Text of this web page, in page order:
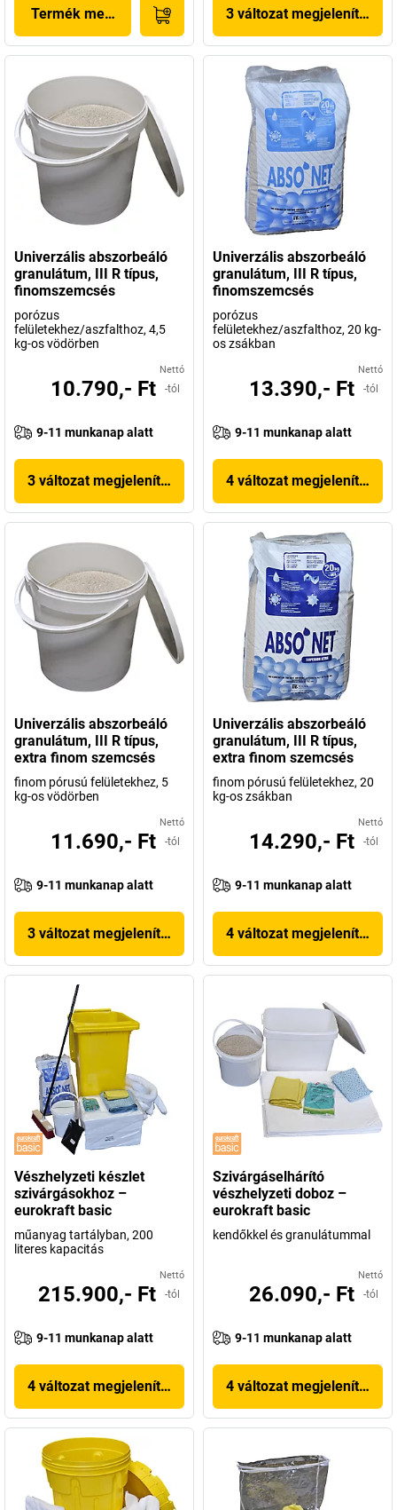
Termék megjelenítése 3 változat megjelenítése
Univerzális abszorbeáló
granulátum, III R típus,
finomszemcsés
porózus
felületekhez/aszfalthoz, 4,5
kg-os vödörben
Nettó
10.790,- Ft -tól
9-11 munkanap alatt
3 változat megjelenítése
Univerzális abszorbeáló
granulátum, III R típus,
finomszemcsés
porózus
felületekhez/aszfalthoz, 20 kg-
os zsákban
Nettó
13.390,- Ft -tól
9-11 munkanap alatt
4 változat megjelenítése
Univerzális abszorbeáló
granulátum, III R típus,
extra finom szemcsés
finom pórusú felületekhez, 5
kg-os vödörben
Nettó
11.690,- Ft -tól
9-11 munkanap alatt
3 változat megjelenítése
Univerzális abszorbeáló
granulátum, III R típus,
extra finom szemcsés
finom pórusú felületekhez, 20
kg-os zsákban
Nettó
14.290,- Ft -tól
9-11 munkanap alatt
4 változat megjelenítése
Vészhelyzeti készlet
szivárgásokhoz –
eurokraft basic
műanyag tartályban, 200
literes kapacitás
Nettó
215.900,- Ft -tól
9-11 munkanap alatt
4 változat megjelenítése
Szivárgáselhárító
vészhelyzeti doboz –
eurokraft basic
kendőkkel és granulátummal
Nettó
26.090,- Ft -tól
9-11 munkanap alatt
4 változat megjelenítése